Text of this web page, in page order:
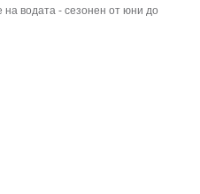
водата - сезонен от юни до